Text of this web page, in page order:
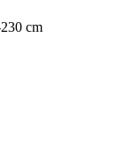
cm